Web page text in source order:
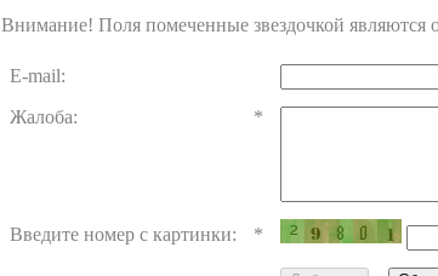
Внимание! Поля помеченные звездочкой являются
E-mail:
Жалоба:
*
Введите номер с картинки: *